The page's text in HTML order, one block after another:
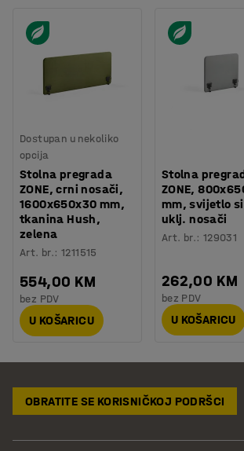
Dostupan u nekoliko
opcija
Stolna pregrada
ZONE, crni nosači,
1600x650x30 mm,
tkanina Hush,
zelena
Art. br.:1211515
554,00 KM
bez PDV
U KOŠARICU
Stolna
ZONE,
mm, svijetlo
uklj. nosači
Art. br.: 129031
262,00 KM
bez PDV
U KOŠARICU
OBRATITE SE KORISNIČKOJ PODRŠCI